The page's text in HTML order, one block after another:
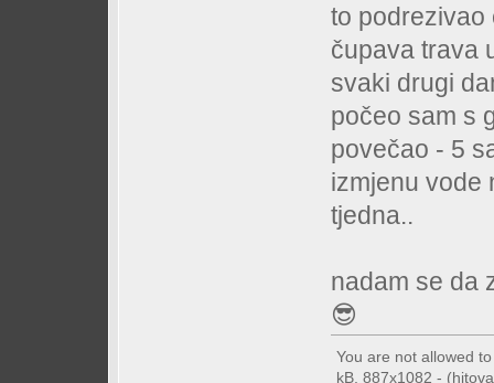
to podrezivao
čupava trava
svaki drugi
počeo sam s
povečao - 5
izmjenu vode
tjedna..
nadam se da
😎
You are not allowed
kB, 887x1082 -